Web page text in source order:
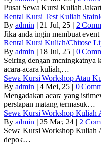
Pusat Sewa Kursi Kuliah
Rental Kursi Test Kuliah
By admin | 21 Jul, 25 | 2
Jika anda ingin membuat
Rental Kursi Kuliah/Chitose
By admin | 18 Jul, 25 | 0
Seiring dengan meningkatnya
acara-acara kuliah,…
Sewa Kursi Workshop Atau
By admin | 4 Mei, 25 | 0
Mengadakan acara yang
persiapan matang termasuk…
Sewa Kursi Workshop Kuliah
By admin | 25 Mar, 24 | 2
Sewa Kursi Workshop Kuliah
depok…